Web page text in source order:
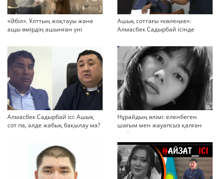
«Әбіл». Ұлттың жоқтауы және
ащы өмірдің ашынған үні
Ашық соттағы «көлеңке»:
Алмасбек Садырбай ісінде
көбейіп барады
Алмасбек Садырбай ісі: Ашық
сот па, әлде жабық бақылау ма?
Нұрайдың өлімі: еленбеген
шағым мен жауапсыз қалған
қауіп